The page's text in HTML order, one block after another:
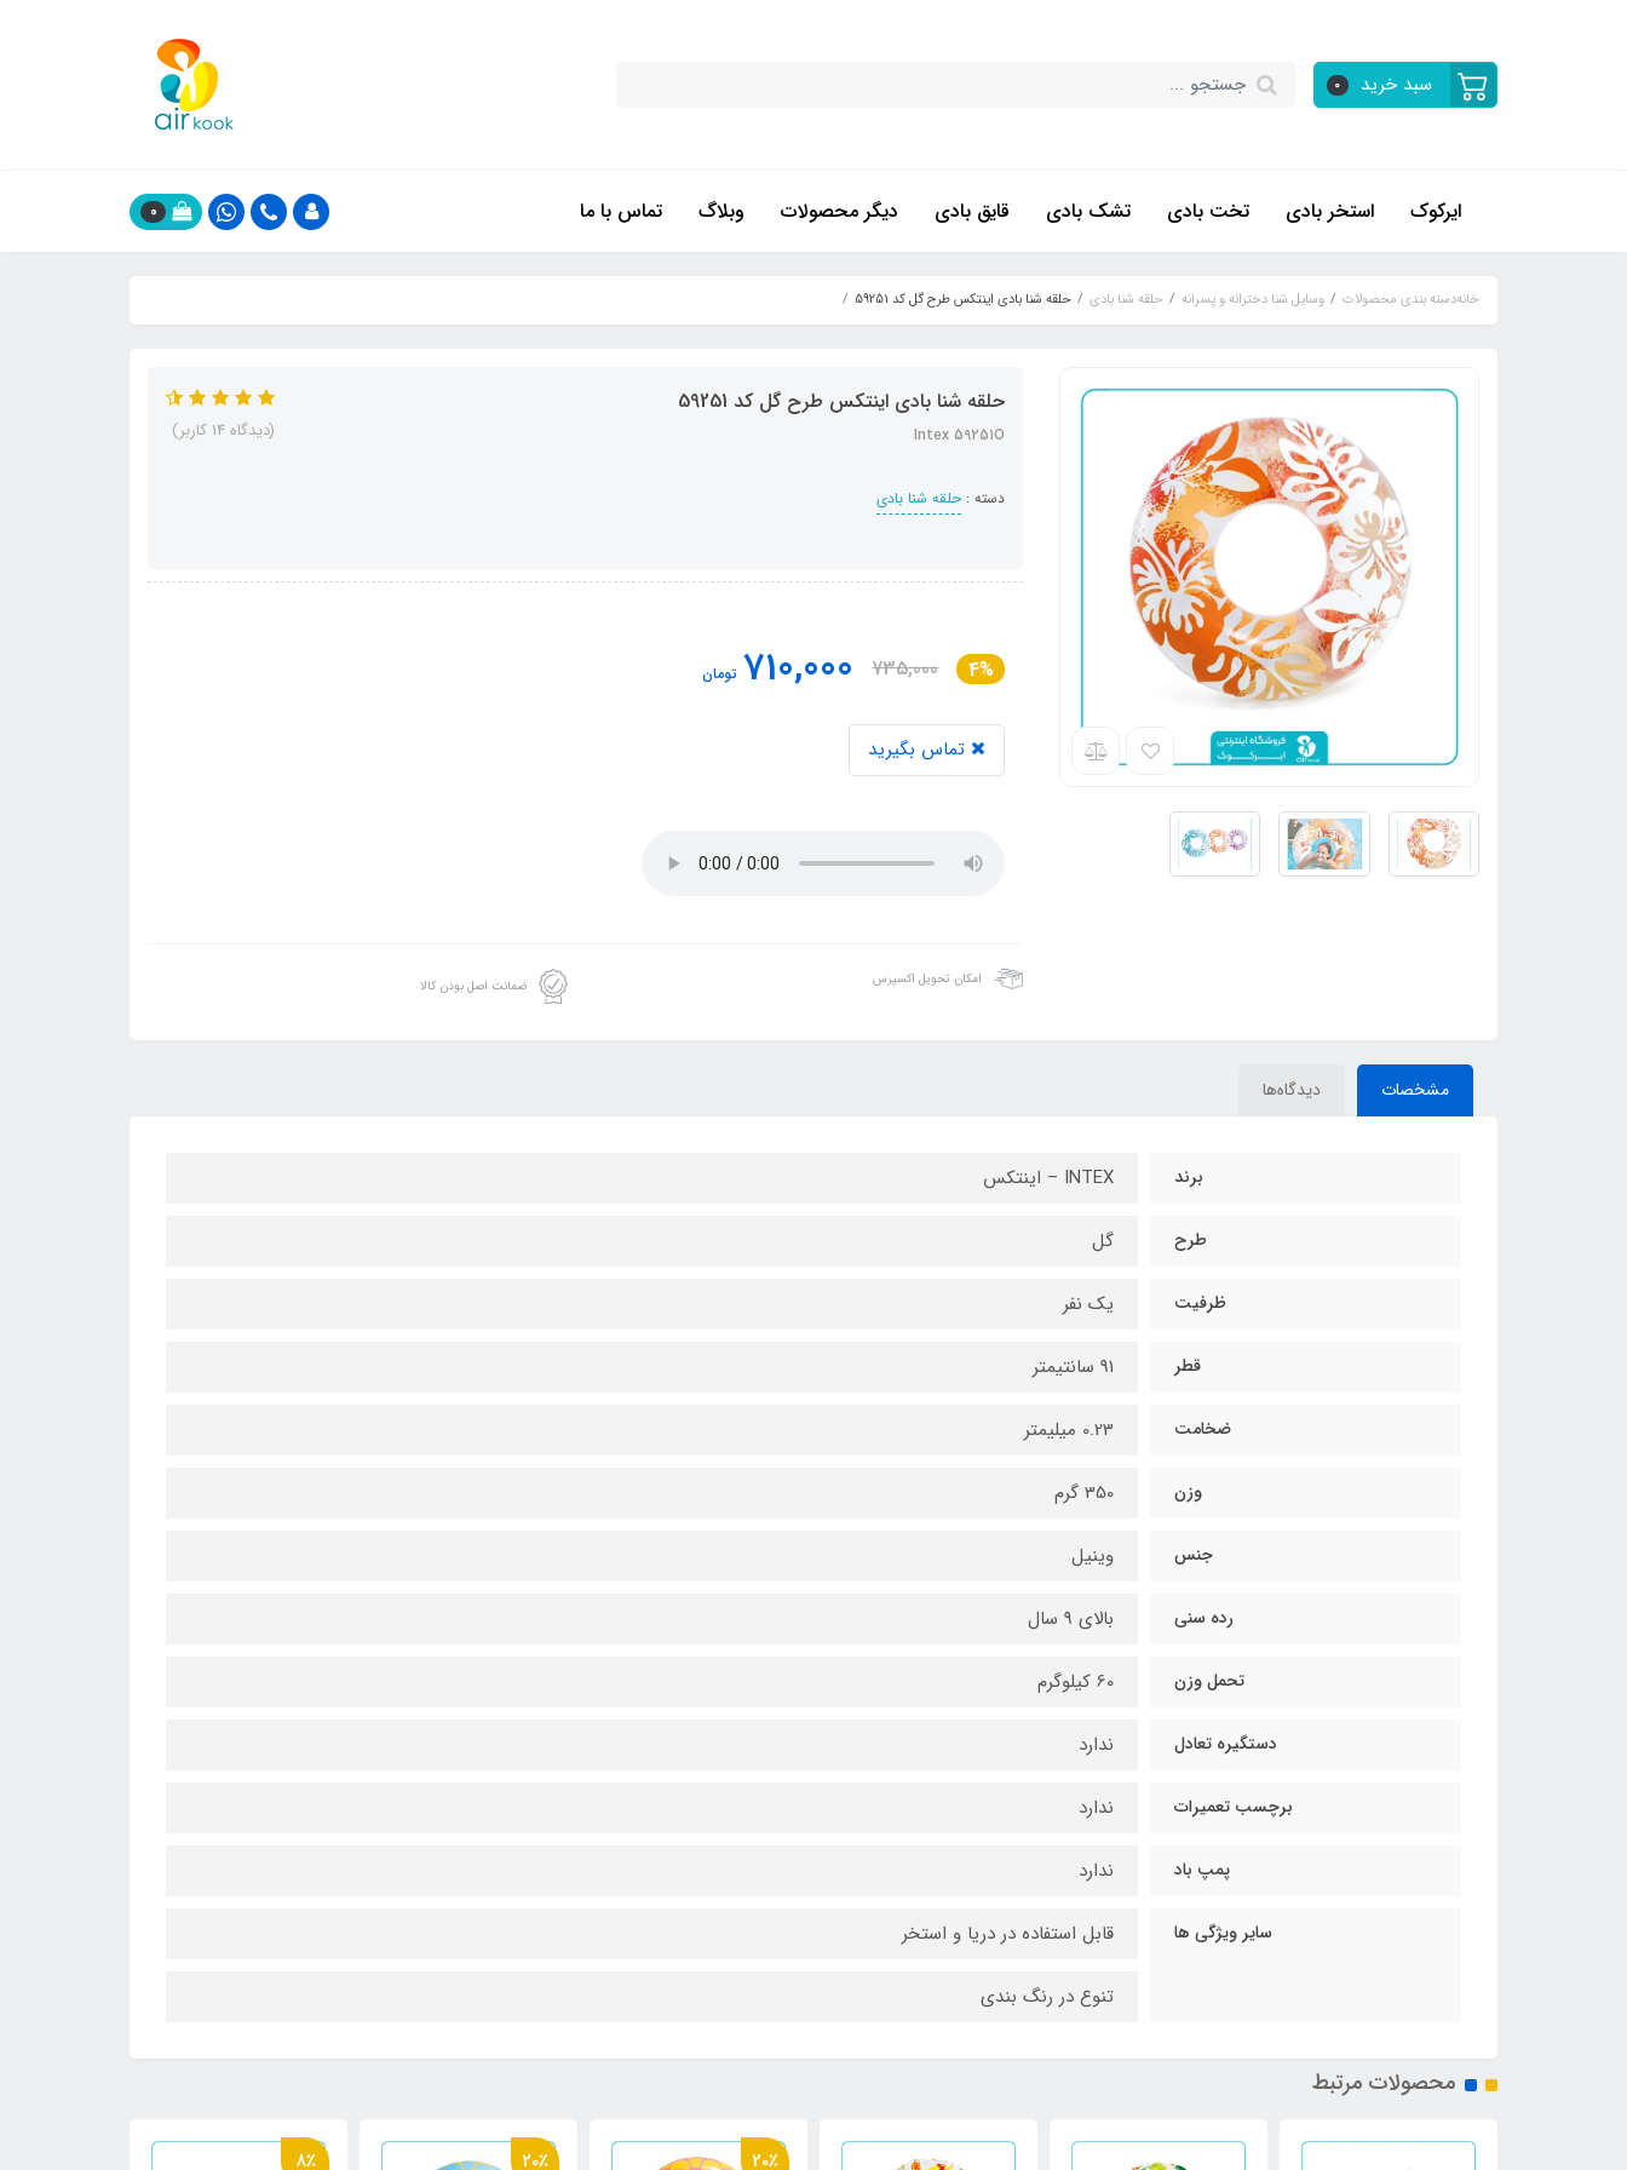
سبد خرید 0
ایرکوک استخر بادی تخت بادی تشک بادی قایق بادی دیگر محصولات وبلاگ تماس با ما 0
خانهدسته بندی محصولات وسایل شنا دخترانه و پسرانه حلقه شنا بادی حلقه شنا بادی اینتکس طرح گل کد 59251
حلقه شنا بادی اینتکس طرح گل کد 59251
Intex 59251O
دسته : حلقه شنا بادی
(دیدگاه 14 کاربر)
4%
735,000
710,000 تومان
تماس بگیرید
امکان تحویل اکسپرس ضمانت اصل بودن کالا
مشخصات دیدگاه‌ها
برند INTEX – اینتکس
طرح گل
ظرفیت یک نفر
قطر 91 سانتیمتر
ضخامت 0.23 میلیمتر
وزن 350 گرم
جنس وینیل
رده سنی بالای 9 سال
تحمل وزن 60 کیلوگرم
دستگیره تعادل ندارد
برچسب تعمیرات ندارد
پمپ باد ندارد
سایر ویژگی ها قابل استفاده در دریا و استخر
تنوع در رنگ بندی
محصولات مرتبط
20٪ 20٪ 8٪